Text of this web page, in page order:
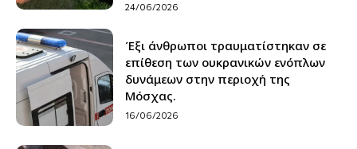
24/06/2026
Έξι άνθρωποι τραυματίστηκαν σε
επίθεση των ουκρανικών ενόπλων
δυνάμεων στην περιοχή της
Μόσχας.
16/06/2026